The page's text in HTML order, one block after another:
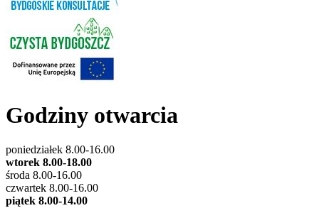
Godziny otwarcia
poniedziałek 8.00-16.00
wtorek 8.00-18.00
środa 8.00-16.00
czwartek 8.00-16.00
piątek 8.00-14.00